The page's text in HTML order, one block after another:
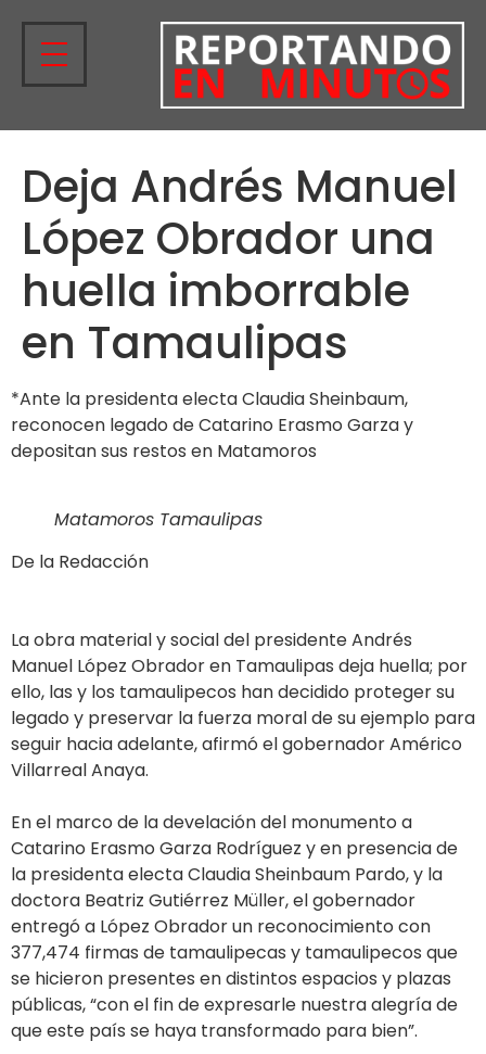
Deja Andrés Manuel
López Obrador una
huella imborrable
en Tamaulipas
*Ante la presidenta electa Claudia Sheinbaum,
reconocen legado de Catarino Erasmo Garza y
depositan sus restos en Matamoros
Matamoros Tamaulipas
De la Redacción
La obra material y social del presidente Andrés
Manuel López Obrador en Tamaulipas deja huella; por
ello, las y los tamaulipecos han decidido proteger su
legado y preservar la fuerza moral de su ejemplo para
seguir hacia adelante, afirmó el gobernador Américo
Villarreal Anaya.
En el marco de la develación del monumento a
Catarino Erasmo Garza Rodríguez y en presencia de
la presidenta electa Claudia Sheinbaum Pardo, y la
doctora Beatriz Gutiérrez Müller, el gobernador
entregó a López Obrador un reconocimiento con
377,474 firmas de tamaulipecas y tamaulipecos que
se hicieron presentes en distintos espacios y plazas
públicas, “con el fin de expresarle nuestra alegría de
que este país se haya transformado para bien”.